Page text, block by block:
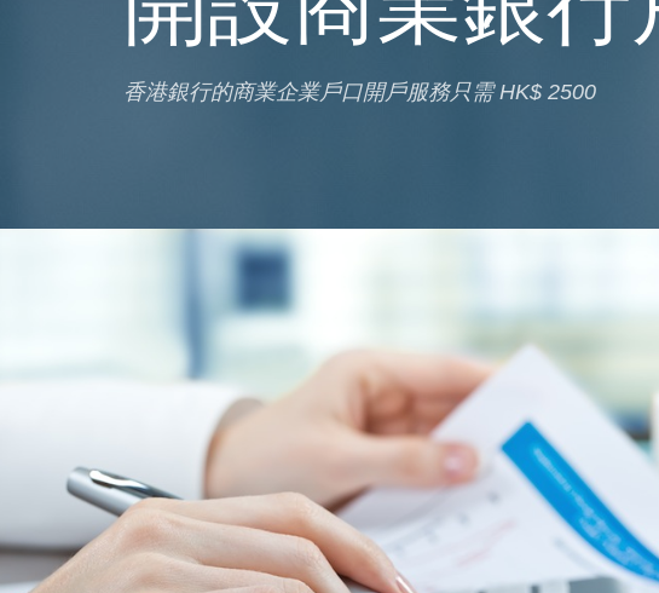
香港銀行的商業企業戶口開戶服務只需 HK$ 2500